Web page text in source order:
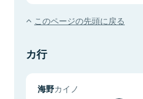
このページの先頭に戻る
カ行
海野カイノ